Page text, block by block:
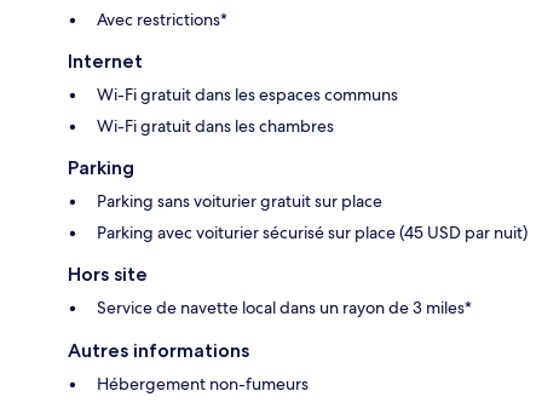
Avec restrictions*
Internet
Wi-Fi gratuit dans les espaces communs
Wi-Fi gratuit dans les chambres
Parking
Parking sans voiturier gratuit sur place
Parking avec voiturier sécurisé sur place (45 USD par nuit)
Hors site
Service de navette local dans un rayon de 3 miles*
Autres informations
Hébergement non-fumeurs